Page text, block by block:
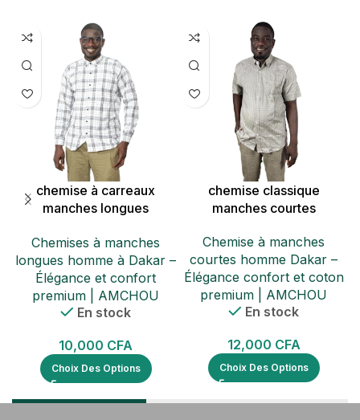
chemise à carreaux
manches longues
Chemises à manches
longues homme à Dakar –
Élégance et confort
premium | AMCHOU
En stock
10,000 CFA
Choix Des Options
chemise classique
manches courtes
Chemise à manches
courtes homme Dakar –
Élégance confort et coton
premium | AMCHOU
En stock
12,000 CFA
Choix Des Options